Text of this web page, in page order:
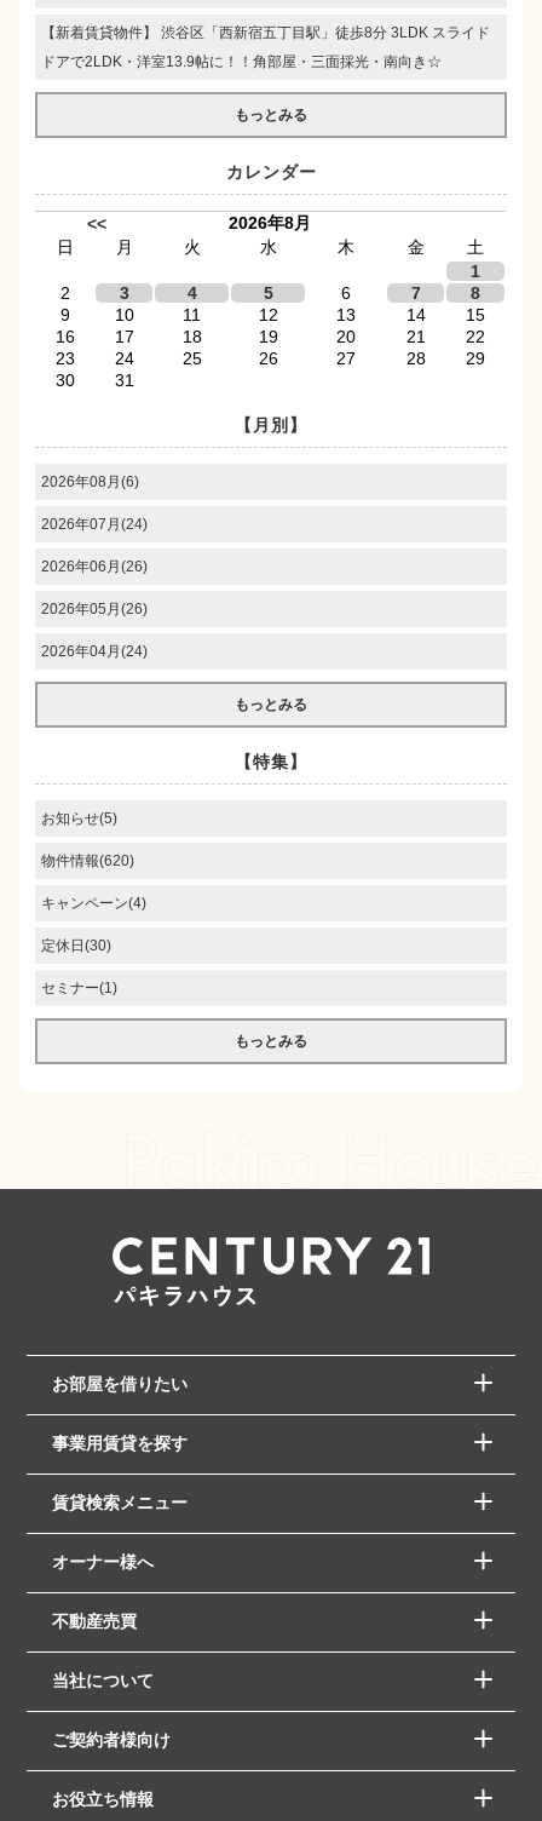
【新着賃貸物件】 渋谷区「西新宿五丁目駅」徒歩8分 3LDK スライド
ドアで2LDK・洋室13.9帖に！！角部屋・三面採光・南向き☆
もっとみる
カレンダー
<<
2026年8月
日
月 火 水 木 金
土
1
2
3 4 5 6 7
8
9
10 11 12 13 14
15
16
17 18 19 20 21
22
23
24 25 26 27 28
29
30
31
【月別】
2026年08月(6)
2026年07月(24)
2026年06月(26)
2026年05月(26)
2026年04月(24)
もっとみる
【特集】
お知らせ(5)
物件情報(620)
キャンペーン(4)
定休日(30)
セミナー(1)
もっとみる
お部屋を借りたい
事業用賃貸を探す
賃貸検索メニュー
オーナー様へ
不動産売買
当社について
ご契約者様向け
お役立ち情報